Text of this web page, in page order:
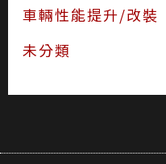
車輛性能提升/改裝
未分類